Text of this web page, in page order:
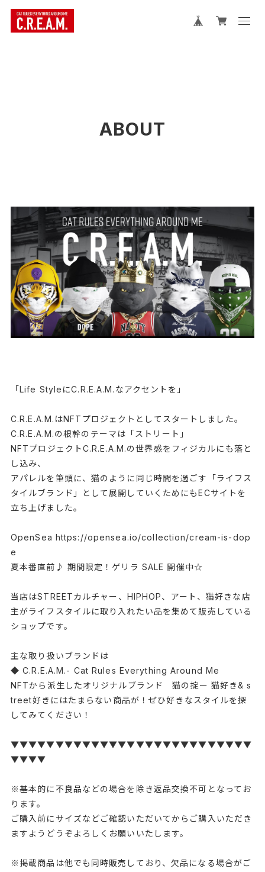
ABOUT
「Life StyleにC.R.E.A.M.なアクセントを」
C.R.E.A.M.はNFTプロジェクトとしてスタートしました。
C.R.E.A.M.の根幹のテーマは「ストリート」
NFTプロジェクトC.R.E.A.M.の世界感をフィジカルにも落と
し込み、
アパレルを筆頭に、猫のように同じ時間を過ごす「ライフス
タイルブランド」として展開していくためにもECサイトを
立ち上げました。
OpenSea https://opensea.io/collection/cream-is-dop
e
夏本番直前♪ 期間限定！ゲリラ SALE 開催中☆
当店はSTREETカルチャー、HIPHOP、アート、猫好きな店
主がライフスタイルに取り入れたい品を集めて販売している
ショップです。
主な取り扱いブランドは
◆ C.R.E.A.M.- Cat Rules Everything Around Me
NFTから派生したオリジナルブランド 猫の掟ー 猫好き& s
treet好きにはたまらない商品が！ぜひ好きなスタイルを探
してみてください！
▼▼▼▼▼▼▼▼▼▼▼▼▼▼▼▼▼▼▼▼▼▼▼▼▼▼▼
▼▼▼▼
※基本的に不良品などの場合を除き返品交換不可となってお
ります。
ご購入前にサイズなどご確認いただいてからご購入いただき
ますようどうぞよろしくお願いいたします。
※掲載商品は他でも同時販売しており、欠品になる場合がご